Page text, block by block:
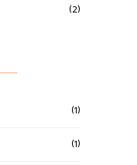
(2)
(1)
(1)